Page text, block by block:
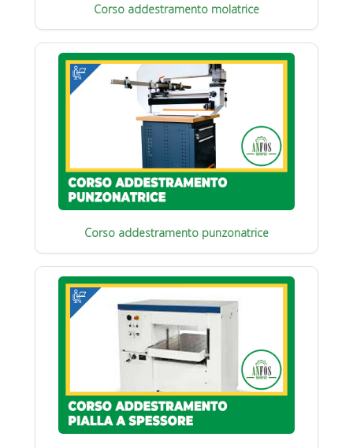
Corso addestramento molatrice
Corso addestramento punzonatrice